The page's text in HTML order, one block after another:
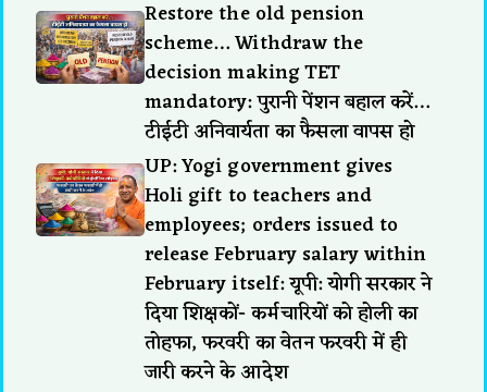
Restore the old pension
scheme… Withdraw the
decision making TET
mandatory: पुरानी पेंशन बहाल करें…
टीईटी अनिवार्यता का फैसला वापस हो
UP: Yogi government gives
Holi gift to teachers and
employees; orders issued to
release February salary within
February itself: यूपी: योगी सरकार ने
दिया शिक्षकों- कर्मचारियों को होली का
तोहफा, फरवरी का वेतन फरवरी में ही
जारी करने के आदेश